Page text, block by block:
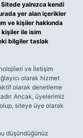
yalnızca kendi
yer alan içerikler
ve kişiler hakkında
kişiler ile isim
bilgiler taslak
ve İletişim
olarak hizmet
olarak denetleme
Ancak, üyelerimiz
siteye üye olarak
düşündüğünüz